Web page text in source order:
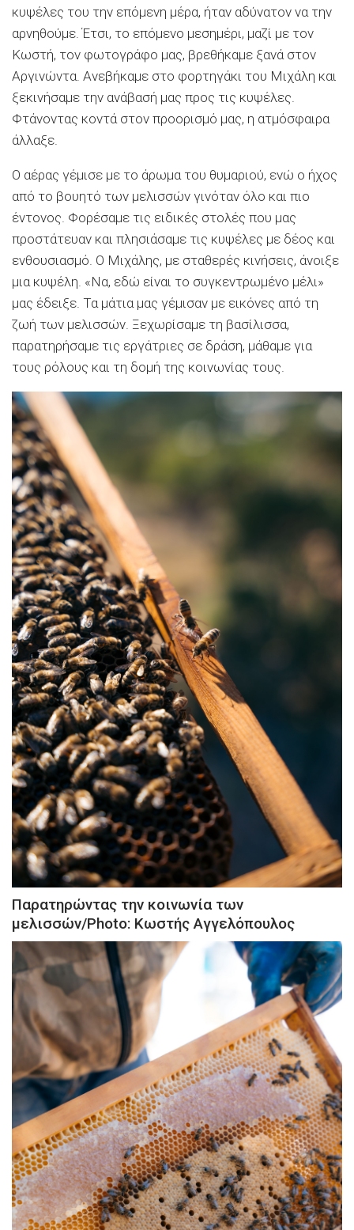
κυψέλες του την επόμενη μέρα, ήταν αδύνατον να την
αρνηθούμε. Έτσι, το επόμενο μεσημέρι, μαζί με τον
Κωστή, τον φωτογράφο μας, βρεθήκαμε ξανά στον
Αργινώντα. Ανεβήκαμε στο φορτηγάκι του Μιχάλη και
ξεκινήσαμε την ανάβασή μας προς τις κυψέλες.
Φτάνοντας κοντά στον προορισμό μας, η ατμόσφαιρα
άλλαξε.
Ο αέρας γέμισε με το άρωμα του θυμαριού, ενώ ο ήχος
από το βουητό των μελισσών γινόταν όλο και πιο
έντονος. Φορέσαμε τις ειδικές στολές που μας
προστάτευαν και πλησιάσαμε τις κυψέλες με δέος και
ενθουσιασμό. Ο Μιχάλης, με σταθερές κινήσεις, άνοιξε
μια κυψέλη. «Να, εδώ είναι το συγκεντρωμένο μέλι»
μας έδειξε. Τα μάτια μας γέμισαν με εικόνες από τη
ζωή των μελισσών. Ξεχωρίσαμε τη βασίλισσα,
παρατηρήσαμε τις εργάτριες σε δράση, μάθαμε για
τους ρόλους και τη δομή της κοινωνίας τους.
Παρατηρώντας την κοινωνία των
μελισσών/Photo: Κωστής Αγγελόπουλος